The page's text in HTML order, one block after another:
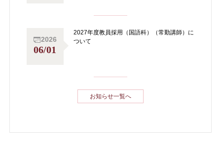
2026
06/01
2027年度教員採用（国語科）（常勤講師）に
ついて
お知らせ一覧へ